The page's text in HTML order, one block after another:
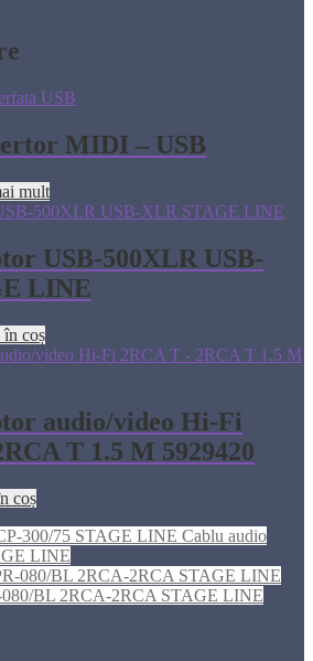
MIDI – USB
mult
USB-500XLR USB-
LINE
în coș
audio/video Hi-Fi
T 1.5 M 5929420
coș
Cablu audio
LINE
080/BL 2RCA-2RCA STAGE LINE